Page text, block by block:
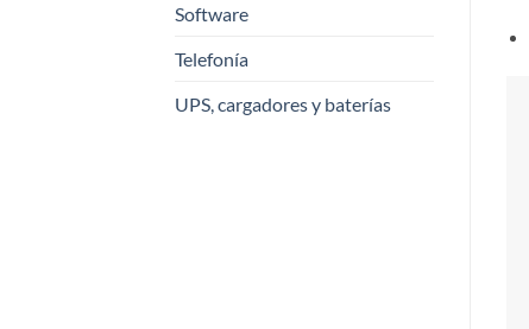
Software
Telefonía
UPS, cargadores y baterías